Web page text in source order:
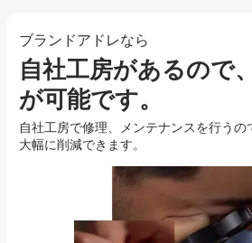
ブランドアドレなら
自社工房があるので、
が可能です。
自社工房で修理、メンテナンスを行うの
大幅に削減できます。